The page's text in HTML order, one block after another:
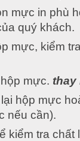
mực in phù
quý khách.
mực, kiểm
mực. thay
hộp mực
nếu cần).
kiểm tra chất